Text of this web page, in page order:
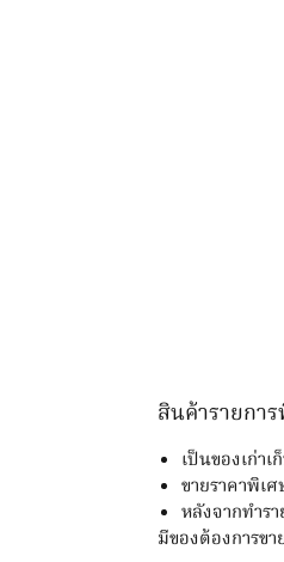
สินค้ารายกา
เป็นของเก่า
ขายราคาพิเ
หลังจากทำร
มีของต้องการขา